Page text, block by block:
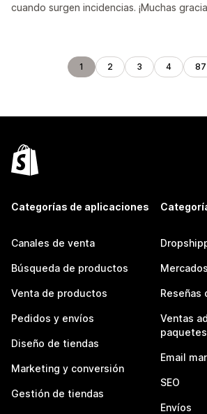
cuando surgen incidencias. ¡Muchas
1 2 3 4 87
Categorías de aplicaciones
Canales de venta
Búsqueda de productos
Venta de productos
Pedidos y envíos
Diseño de tiendas
Marketing y conversión
Gestión de tiendas
Mercados
Reseñas
Ventas
paquetes
Email
SEO
Envíos